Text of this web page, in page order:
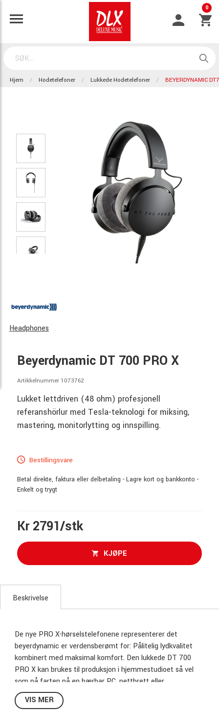
0
Hjem Hodetelefoner Lukkede Hodetelefoner BEYERDYNAMIC
Headphones
Beyerdynamic DT 700 PRO X
Artikkelnummer 1073762
Lukket lettdriven (48 ohm) profesjonell
referanshörlur med Tesla-teknologi for miksing,
mastering, monitorlytting og innspilling.
Bestillingsvare
Betal direkte, faktura eller delbetaling - Lagre kort og bankkonto -
Enkelt og trygt
Kr 2791/stk
KJØPE
Beskrivelse
De nye PRO X-hørselstelefonene representerer det
beyerdynamic er verdensberømt for: Pålitelig lydkvalitet
kombinert med maksimal komfort. Den lukkede DT 700
PRO X kan brukes til produksjon i hjemmestudioet så vel
som på farten på en bærbar PC, nettbrett eller
smarttelefon. Sammenligningen til dette er den åpne DT
900 PRO X, med et par circumaurale
VIS MER